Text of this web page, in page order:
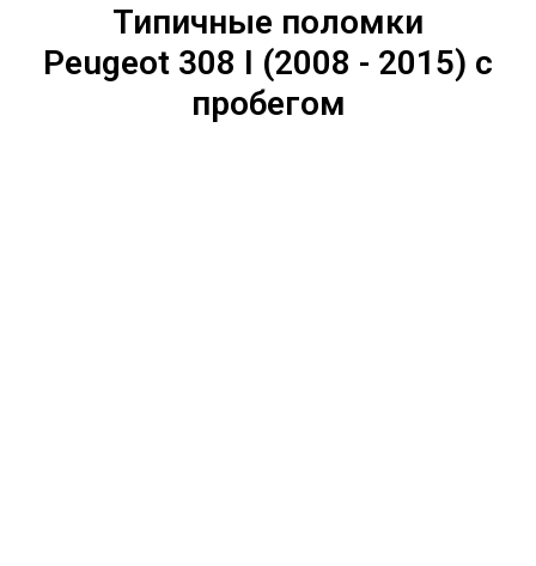
Типичные поломки
Peugeot 308 I (2008 - 2015) с
пробегом